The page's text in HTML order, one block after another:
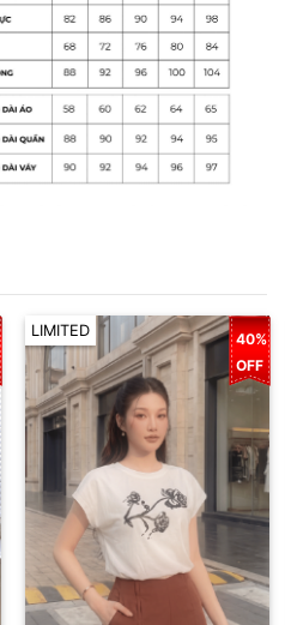
LIMITED
40%
OFF